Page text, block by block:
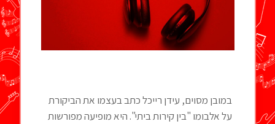
במובן מסוים, עידן רייכל כתב בעצמו את הביקורת
על אלבומו "בין קירות ביתי". היא מופיעה מפורשות